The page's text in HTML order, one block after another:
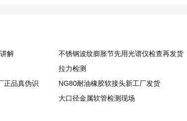
解
不锈钢波纹膨胀节先用光谱仪检查再发货
拉力检测
正品真伪识
NG80耐油橡胶软接头​新工厂发货
大口径金属软管检测现场